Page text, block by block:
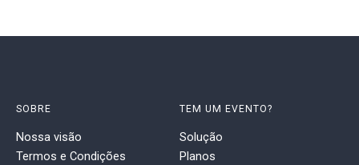
SOBRE
Nossa visão
Termos e Condições
TEM UM EVENTO?
Solução
Planos